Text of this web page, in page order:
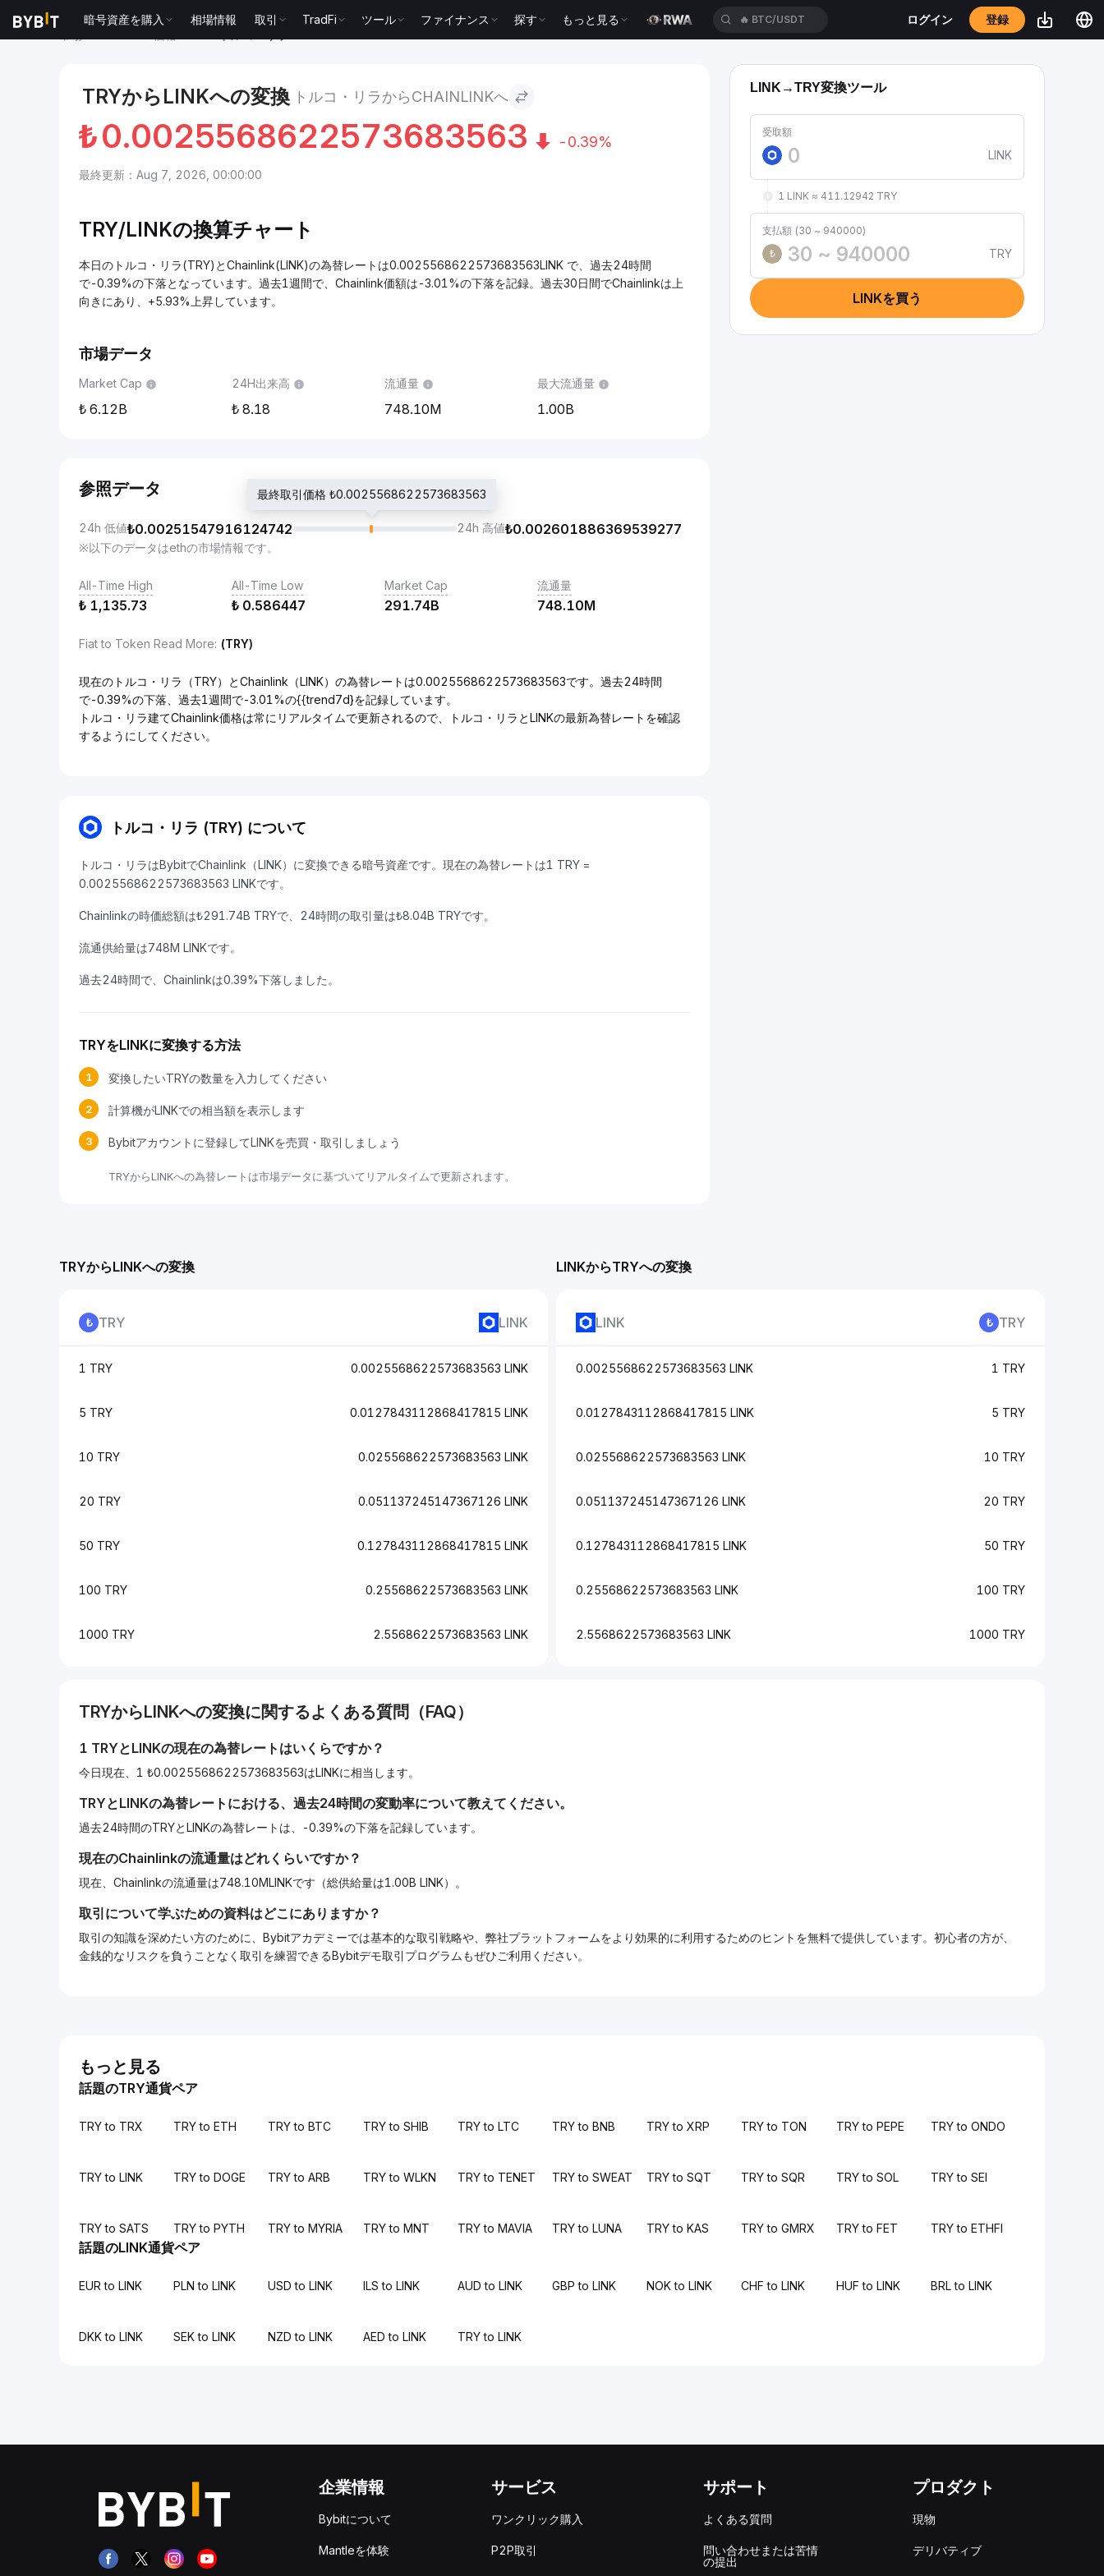
暗号資産を購入 相場情報 取引 TradFi ツール ファイナンス 探す もっと見る 🔥 BTC/USDT ログイン 登録
TRYからLINKへの変換 トルコ・リラからCHAINLINKへ
₺0.0025568622573683563 -0.39%
最終更新：Aug 7, 2026, 00:00:00
TRY/LINKの換算チャート
本日のトルコ・リラ(TRY)とChainlink(LINK)の為替レートは0.0025568622573683563LINK で、過去24時間
で-0.39%の下落となっています。過去1週間で、Chainlink価額は-3.01%の下落を記録。過去30日間でChainlinkは上
向きにあり、+5.93%上昇しています。
市場データ
Market Cap
6.12B
24H出来高
8.18
流通量
748.10M
最大流通量
1.00B
参照データ
24h 低値₺0.00251547916124742
最終取引価格 ₺0.0025568622573683563
24h 高値₺0.002601886369539277
※以下のデータはethの市場情報です。
All-Time High
₺ 1,135.73
All-Time Low
₺ 0.586447
Market Cap
291.74B
流通量
748.10M
Fiat to Token Read More: (TRY)
現在のトルコ・リラ（TRY）とChainlink（LINK）の為替レートは0.0025568622573683563です。過去24時間
で-0.39%の下落、過去1週間で-3.01%の{{trend7d}を記録しています。
トルコ・リラ建てChainlink価格は常にリアルタイムで更新されるので、トルコ・リラとLINKの最新為替レートを確認
するようにしてください。
トルコ・リラ (TRY) について
トルコ・リラはBybitでChainlink（LINK）に変換できる暗号資産です。現在の為替レートは1 TRY =
0.0025568622573683563 LINKです。
Chainlinkの時価総額は₺291.74B TRYで、24時間の取引量は₺8.04B TRYです。
流通供給量は748M LINKです。
過去24時間で、Chainlinkは0.39%下落しました。
TRYをLINKに変換する方法
1 変換したいTRYの数量を入力してください
2 計算機がLINKでの相当額を表示します
3 Bybitアカウントに登録してLINKを売買・取引しましょう
TRYからLINKへの為替レートは市場データに基づいてリアルタイムで更新されます。
LINK→TRY変換ツール
受取額
LINK
1 LINK ≈ 411.12942 TRY
支払額 (30 ~ 940000)
₺
TRY
LINKを買う
LINKからTRYへの変換
LINK TRY
0.0025568622573683563 LINK 1 TRY
0.0127843112868417815 LINK 5 TRY
0.025568622573683563 LINK 10 TRY
0.051137245147367126 LINK 20 TRY
0.127843112868417815 LINK 50 TRY
0.25568622573683563 LINK 100 TRY
2.5568622573683563 LINK 1000 TRY
TRYからLINKへの変換
TRY LINK
1 TRY 0.0025568622573683563 LINK
5 TRY 0.0127843112868417815 LINK
10 TRY 0.025568622573683563 LINK
20 TRY 0.051137245147367126 LINK
50 TRY 0.127843112868417815 LINK
100 TRY 0.25568622573683563 LINK
1000 TRY 2.5568622573683563 LINK
TRYからLINKへの変換に関するよくある質問（FAQ）
1 TRYとLINKの現在の為替レートはいくらですか？
今日現在、1 ₺0.0025568622573683563はLINKに相当します。
TRYとLINKの為替レートにおける、過去24時間の変動率について教えてください。
過去24時間のTRYとLINKの為替レートは、-0.39%の下落を記録しています。
現在のChainlinkの流通量はどれくらいですか？
現在、Chainlinkの流通量は748.10MLINKです（総供給量は1.00B LINK）。
取引について学ぶための資料はどこにありますか？
取引の知識を深めたい方のために、Bybitアカデミーでは基本的な取引戦略や、弊社プラットフォームをより効果的に利用するためのヒントを無料で提供しています。初心者の方が、
金銭的なリスクを負うことなく取引を練習できるBybitデモ取引プログラムもぜひご利用ください。
もっと見る
話題のTRY通貨ペア
TRY to TRX TRY to ETH TRY to BTC TRY to SHIB TRY to LTC TRY to BNB TRY to XRP TRY to TON TRY to PEPE TRY to ONDO
TRY to LINK TRY to DOGE TRY to ARB TRY to WLKN TRY to TENET TRY to SWEAT TRY to SQT TRY to SQR TRY to SOL TRY to SEI
TRY to SATS TRY to PYTH TRY to MYRIA TRY to MNT TRY to MAVIA TRY to LUNA TRY to KAS TRY to GMRX TRY to FET TRY to ETHFI
話題のLINK通貨ペア
EUR to LINK PLN to LINK USD to LINK ILS to LINK AUD to LINK GBP to LINK NOK to LINK CHF to LINK HUF to LINK BRL to LINK
DKK to LINK SEK to LINK NZD to LINK AED to LINK TRY to LINK
企業情報
Bybitについて
Mantleを体験
サービス
ワンクリック購入
P2P取引
サポート
よくある質問
問い合わせまたは苦情
の提出
プロダクト
現物
デリバティブ